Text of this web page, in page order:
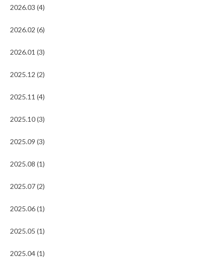
2026.03 (4)
2026.02 (6)
2026.01 (3)
2025.12 (2)
2025.11 (4)
2025.10 (3)
2025.09 (3)
2025.08 (1)
2025.07 (2)
2025.06 (1)
2025.05 (1)
2025.04 (1)